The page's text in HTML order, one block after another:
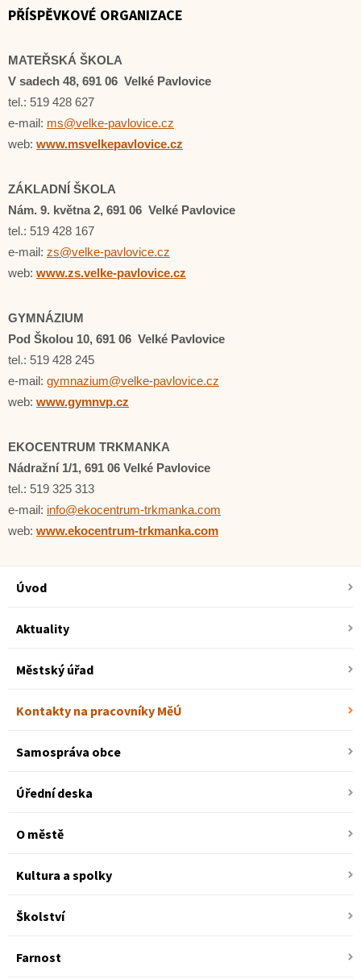
PŘÍSPĚVKOVÉ ORGANIZACE
MATEŘSKÁ ŠKOLA
V sadech 48, 691 06 Velké Pavlovice
tel.: 519 428 627
e-mail: ms@velke-pavlovice.cz
web: www.msvelkepavlovice.cz
ZÁKLADNÍ ŠKOLA
Nám. 9. května 2, 691 06 Velké Pavlovice
tel.: 519 428 167
e-mail: zs@velke-pavlovice.cz
web: www.zs.velke-pavlovice.cz
GYMNÁZIUM
Pod Školou 10, 691 06 Velké Pavlovice
tel.: 519 428 245
e-mail: gymnazium@velke-pavlovice.cz
web: www.gymnvp.cz
EKOCENTRUM TRKMANKA
Nádražní 1/1, 691 06 Velké Pavlovice
tel.: 519 325 313
e-mail: info@ekocentrum-trkmanka.com
web: www.ekocentrum-trkmanka.com
Úvod
Aktuality
Městský úřad
Kontakty na pracovníky MěÚ
Samospráva obce
Úřední deska
O městě
Kultura a spolky
Školství
Farnost